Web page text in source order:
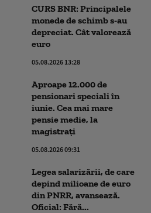
CURS BNR: Principalele
monede de schimb s-au
depreciat. Cât valorează
euro
05.08.2026 13:28
Aproape 12.000 de
pensionari speciali în
iunie. Cea mai mare
pensie medie, la
magistrați
05.08.2026 09:31
Legea salarizării, de care
depind milioane de euro
din PNRR, avansează.
Oficial: Fără...